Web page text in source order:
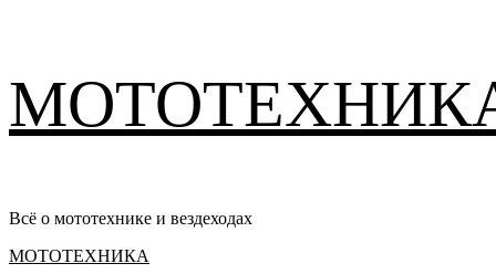
содержимому
Всё о мототехнике и вездеходах
Основное
МОТОТЕХНИКА